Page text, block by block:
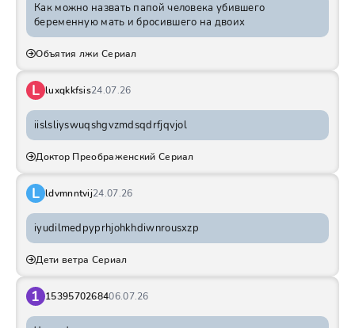
Как можно назвать папой человека убившего
беременную мать и бросившего на двоих
Объятия лжи Сериал
L luxqkkfsis24.07.26
iislsliyswuqshgvzmdsqdrfjqvjol
Доктор Преображенский Сериал
L ldvmnntvij24.07.26
iyudilmedpyprhjohkhdiwnrousxzp
Дети ветра Сериал
1 1539570268406.07.26